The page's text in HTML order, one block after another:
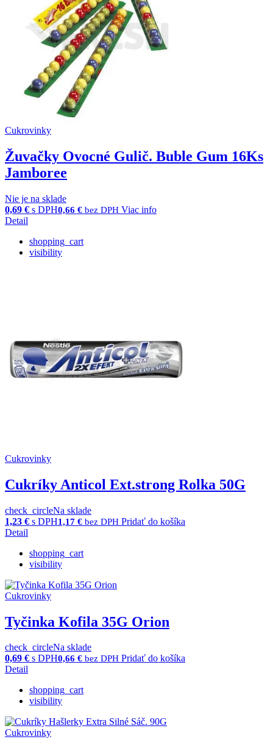
Cukrovinky
Žuvačky Ovocné Gulič. Buble Gum 16Ks
Jamboree
Nie je na sklade
0,69 € s DPH0,66 € bez DPH Viac info
Detail
shopping_cart
visibility
Cukrovinky
Cukríky Anticol Ext.strong Rolka 50G
check_circleNa sklade
1,23 € s DPH1,17 € bez DPH Pridať do košíka
Detail
shopping_cart
visibility
Cukrovinky
Tyčinka Kofila 35G Orion
check_circleNa sklade
0,69 € s DPH0,66 € bez DPH Pridať do košíka
Detail
shopping_cart
visibility
Cukrovinky